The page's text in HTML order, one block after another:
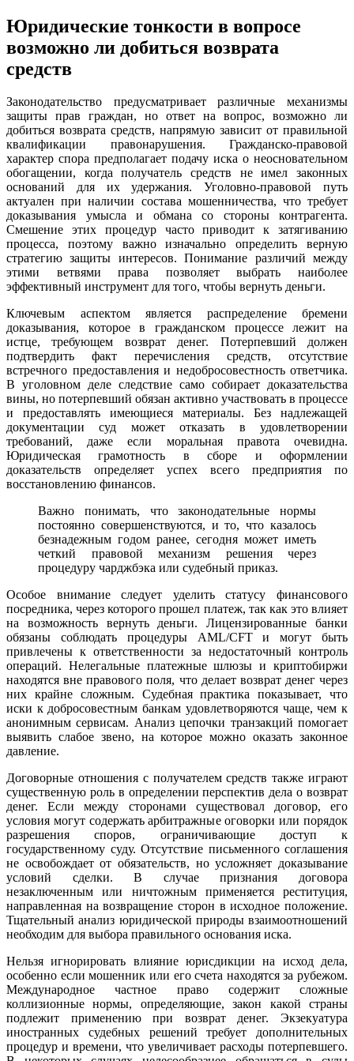
Юридические тонкости в вопросе
возможно ли добиться возврата
средств
Законодательство предусматривает различные механизмы
защиты прав граждан, но ответ на вопрос, возможно ли
добиться возврата средств, напрямую зависит от правильной
квалификации правонарушения. Гражданско-правовой
характер спора предполагает подачу иска о неосновательном
обогащении, когда получатель средств не имел законных
оснований для их удержания. Уголовно-правовой путь
актуален при наличии состава мошенничества, что требует
доказывания умысла и обмана со стороны контрагента.
Смешение этих процедур часто приводит к затягиванию
процесса, поэтому важно изначально определить верную
стратегию защиты интересов. Понимание различий между
этими ветвями права позволяет выбрать наиболее
эффективный инструмент для того, чтобы вернуть деньги.
Ключевым аспектом является распределение бремени
доказывания, которое в гражданском процессе лежит на
истце, требующем возврат денег. Потерпевший должен
подтвердить факт перечисления средств, отсутствие
встречного предоставления и недобросовестность ответчика.
В уголовном деле следствие само собирает доказательства
вины, но потерпевший обязан активно участвовать в процессе
и предоставлять имеющиеся материалы. Без надлежащей
документации суд может отказать в удовлетворении
требований, даже если моральная правота очевидна.
Юридическая грамотность в сборе и оформлении
доказательств определяет успех всего предприятия по
восстановлению финансов.
Важно понимать, что законодательные нормы
постоянно совершенствуются, и то, что казалось
безнадежным годом ранее, сегодня может иметь
четкий правовой механизм решения через
процедуру чарджбэка или судебный приказ.
Особое внимание следует уделить статусу финансового
посредника, через которого прошел платеж, так как это влияет
на возможность вернуть деньги. Лицензированные банки
обязаны соблюдать процедуры AML/CFT и могут быть
привлечены к ответственности за недостаточный контроль
операций. Нелегальные платежные шлюзы и криптобиржи
находятся вне правового поля, что делает возврат денег через
них крайне сложным. Судебная практика показывает, что
иски к добросовестным банкам удовлетворяются чаще, чем к
анонимным сервисам. Анализ цепочки транзакций помогает
выявить слабое звено, на которое можно оказать законное
давление.
Договорные отношения с получателем средств также играют
существенную роль в определении перспектив дела о возврат
денег. Если между сторонами существовал договор, его
условия могут содержать арбитражные оговорки или порядок
разрешения споров, ограничивающие доступ к
государственному суду. Отсутствие письменного соглашения
не освобождает от обязательств, но усложняет доказывание
условий сделки. В случае признания договора
незаключенным или ничтожным применяется реституция,
направленная на возвращение сторон в исходное положение.
Тщательный анализ юридической природы взаимоотношений
необходим для выбора правильного основания иска.
Нельзя игнорировать влияние юрисдикции на исход дела,
особенно если мошенник или его счета находятся за рубежом.
Международное частное право содержит сложные
коллизионные нормы, определяющие, закон какой страны
подлежит применению при возврат денег. Экзекуатура
иностранных судебных решений требует дополнительных
процедур и времени, что увеличивает расходы потерпевшего.